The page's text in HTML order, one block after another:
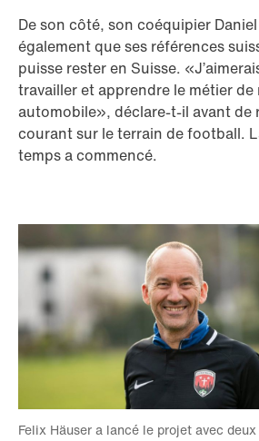
De son côté, son coéquipier
également que ses références
puisse rester en Suisse.
travailler et apprendre le métier de
automobile», déclare-t-il avant de
courant sur le terrain de football.
temps a commencé.
Felix Häuser a lancé le projet avec